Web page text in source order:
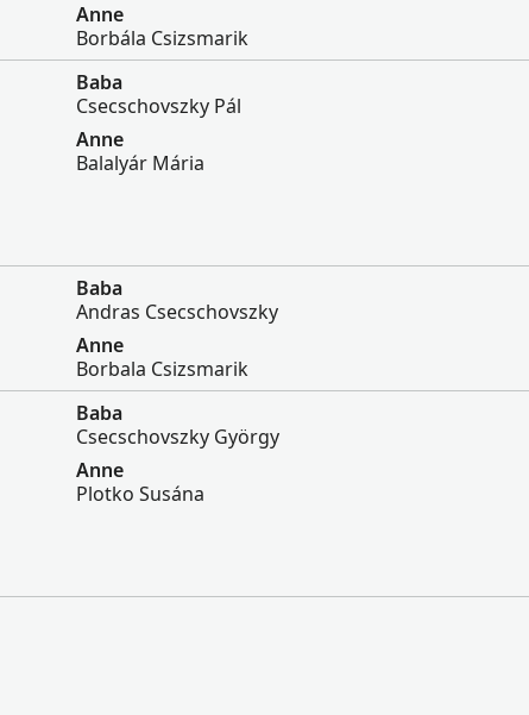
Anne
Borbála Csizsmarik
Baba
Csecschovszky Pál
Anne
Balalyár Mária
Baba
Andras Csecschovszky
Anne
Borbala Csizsmarik
Baba
Csecschovszky György
Anne
Plotko Susána